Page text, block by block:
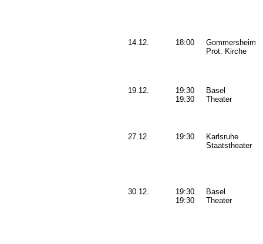
14.12. 18:00
Gommersheim
Prot. Kirche
19.12.
19:30
19:30
Basel
Theater
27.12. 19:30
Karlsruhe
Staatstheater
30.12.
19:30
19:30
Basel
Theater